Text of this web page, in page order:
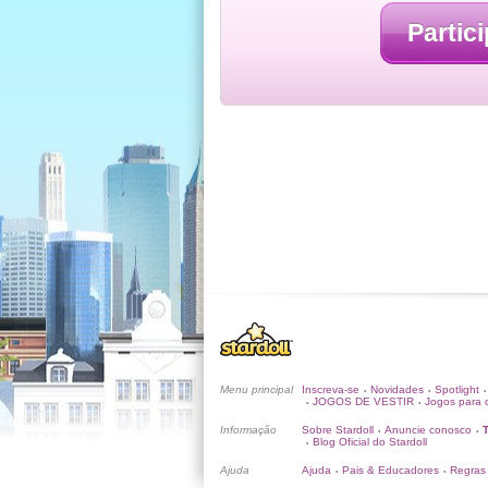
Menu principal Inscreva-se • Novidades • Spotlight •
• JOGOS DE VESTIR • Jogos para
Informação Sobre Stardoll • Anuncie conosco •
• Blog Oficial do Stardoll
Ajuda Ajuda • Pais & Educadores •